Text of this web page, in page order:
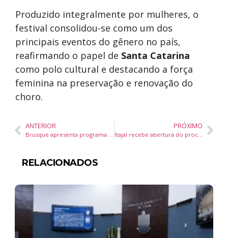
Produzido integralmente por mulheres, o
festival consolidou-se como um dos
principais eventos do gênero no país,
reafirmando o papel de Santa Catarina
como polo cultural e destacando a força
feminina na preservação e renovação do
choro.
ANTERIOR
Brusque apresenta programa de inovação e conquista destaque no 8º Congresso Catarinense de Cidades Digitais e Inteligentes
PRÓXIMO
Itajaí recebe abertura do processo criativo “Rituais do TOC em Movimento” na Casa da Cultura Dide Brandão
RELACIONADOS